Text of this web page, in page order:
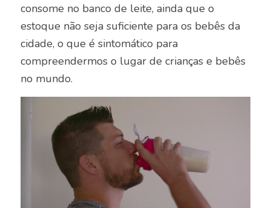
consome no banco de leite, ainda que o
estoque não seja suficiente para os bebês da
cidade, o que é sintomático para
compreendermos o lugar de crianças e bebês
no mundo.